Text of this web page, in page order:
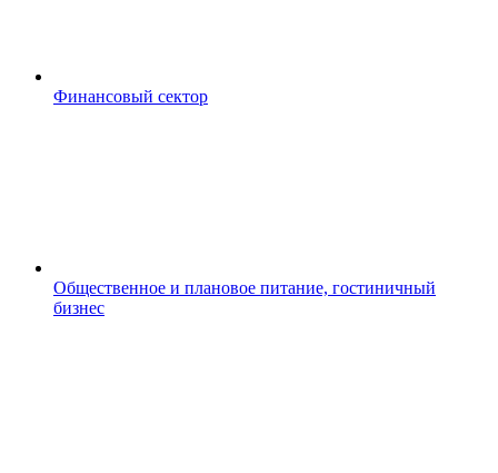
Финансовый сектор
Общественное и плановое питание, гостиничный
бизнес